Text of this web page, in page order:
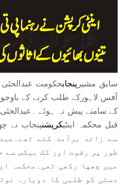
سابق مشیر پنجابحکومت عبدالحئی
آفس لاہورکے طلب کرنے کے
کے سامنے پیش نہ ہوئے
قبل محکمہ اینٹیکرپشن
سے زائد برآمد کئے
طور پر رشوت اور کک بیکس سے
میں چھپا رکھی تھی۔ محکمہ
دستی کو طلبی کا دوبارہ